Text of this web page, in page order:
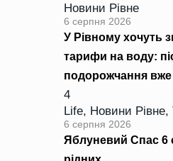
Новини Рівне
6 серпня 2026
У Рівному хочуть
тарифи на воду:
подорожчання вже
4
Life, Новини Рівне,
6 серпня 2026
Яблуневий Спас 6